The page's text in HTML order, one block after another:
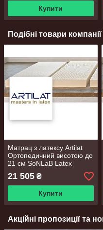
Купити
Подібні товари компанії
Матрац з латексу Artilat
Ортопедичний висотою до
21 см SoNLaB Latex
21 505 ₴
Купити
Акційні пропозиції та